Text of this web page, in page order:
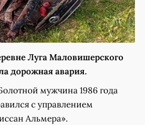
Луга Маловишерского
дорожная авария.
мужчина 1986 года
с управлением
Альмера».